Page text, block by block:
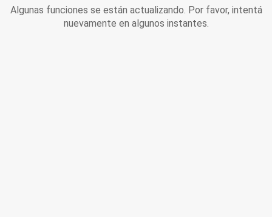
Algunas funciones se están actualizando. Por favor, intentá
nuevamente en algunos instantes.